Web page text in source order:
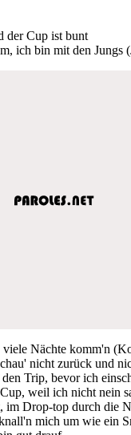
der Cup ist bunt
ich bin mit den Jungs
Nächte komm'n
nicht zurück und
Trip, bevor ich
weil ich nicht nein
Drop-top durch die
mich um wie ein